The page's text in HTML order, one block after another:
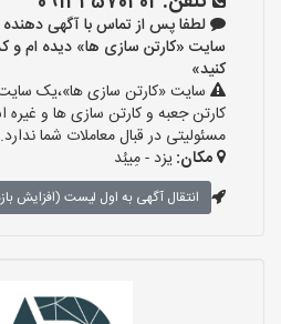
لطفا پس از تماس با آگهی دهنده
کنید»
سایت «کارتن سازی ها»،یک
کارتن جعبه و کارتن سازی ها و
مسئولیتی در قبال معاملات شما ندارد.
مکان:یزد - مِیبُد
انتقال آگهی به اول لیست (افزایش